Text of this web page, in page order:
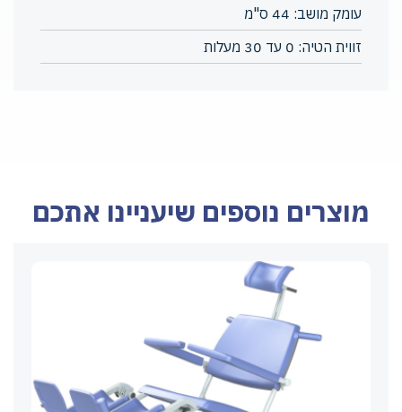
עומק מושב: 44 ס"מ
זווית הטיה: 0 עד 30 מעלות
מוצרים נוספים שיעניינו אתכם